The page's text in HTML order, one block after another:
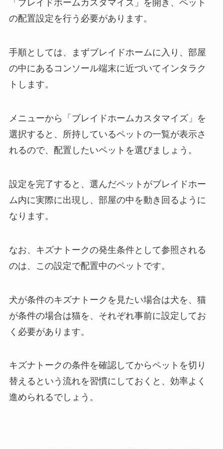
「ブレイドホームカスタマイズ」を開き、ペット
の配置設定を行う必要があります。
手順としては、まずブレイドホームに入り、部屋
の中にあるコンソール端末に近づいてインタラク
トします。
メニューから「ブレイドホームカスタマイズ」を
選択すると、所持しているペットの一覧が表示さ
れるので、配置したいペットを選びましょう。
設定を完了すると、選んだペットがブレイドホー
ム内に実際に出現し、部屋の中を動き回るように
なります。
なお、キズナトークの発生条件として参照される
のは、この設定で配置中のペットです。
犬が条件のキズナトークを見たい場合は犬を、猫
が条件の場合は猫を、それぞれ事前に設定してお
く必要があります。
キズナトークの条件を確認してからペットを切り
替えるという流れを習慣にしておくと、効率よく
進められるでしょう。